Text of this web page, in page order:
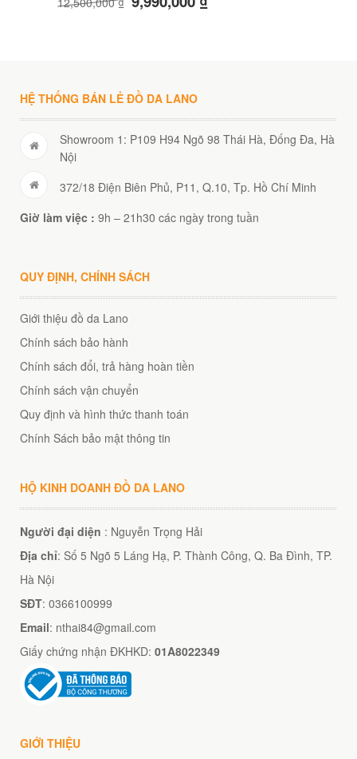
HỆ THỐNG BÁN LẺ ĐỒ DA LANO
Showroom 1: P109 H94 Ngõ 98 Thái Hà, Đống Đa, Hà
Nội
372/18 Điện Biên Phủ, P11, Q.10, Tp. Hồ Chí Minh
Giờ làm việc : 9h – 21h30 các ngày trong tuần
QUY ĐỊNH, CHÍNH SÁCH
Giới thiệu đồ da Lano
Chính sách bảo hành
Chính sách đổi, trả hàng hoàn tiền
Chính sách vận chuyển
Quy định và hình thức thanh toán
Chính Sách bảo mật thông tin
HỘ KINH DOANH ĐỒ DA LANO
Người đại diện : Nguyễn Trọng Hải
Địa chỉ: Số 5 Ngõ 5 Láng Hạ, P. Thành Công, Q. Ba Đình, TP.
Hà Nội
SĐT: 0366100999
Email: nthai84@gmail.com
Giấy chứng nhận ĐKHKD: 01A8022349
GIỚI THIỆU